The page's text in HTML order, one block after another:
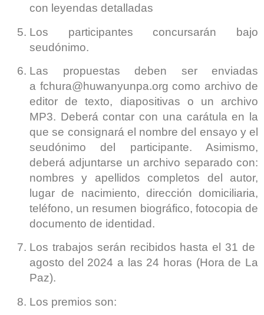
con leyendas detalladas
Los participantes concursarán bajo
seudónimo.
Las propuestas deben ser enviadas
a fchura@huwanyunpa.org como archivo de
editor de texto, diapositivas o un archivo
MP3. Deberá contar con una carátula en la
que se consignará el nombre del ensayo y el
seudónimo del participante. Asimismo,
deberá adjuntarse un archivo separado con:
nombres y apellidos completos del autor,
lugar de nacimiento, dirección domiciliaria,
teléfono, un resumen biográfico, fotocopia de
documento de identidad.
Los trabajos serán recibidos hasta el 31 de
agosto del 2024 a las 24 horas (Hora de La
Paz).
Los premios son: